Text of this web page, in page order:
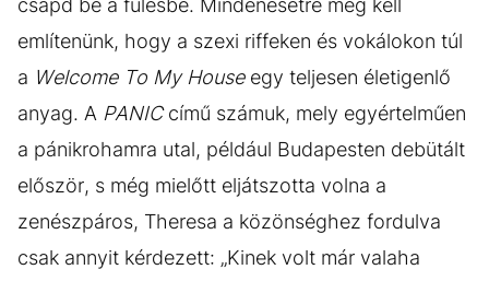
csapd be a fülesbe. Mindenesetre meg kell
említenünk, hogy a szexi riffeken és vokálokon túl
a Welcome To My Houseegy teljesen életigenlő
anyag. A PANICcímű számuk, mely egyértelműen
a pánikrohamra utal, például Budapesten debütált
először, s még mielőtt eljátszotta volna a
zenészpáros, Theresa a közönséghez fordulva
csak annyit kérdezett: „Kinek volt már valaha